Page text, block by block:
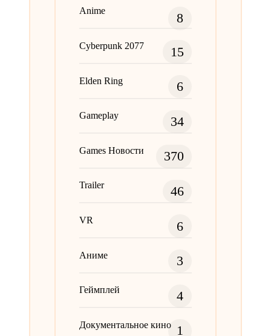
Anime 8
Cyberpunk 2077 15
Elden Ring 6
Gameplay 34
Games Новости 370
Trailer 46
VR 6
Аниме 3
Геймплей 4
Документальное кино 1